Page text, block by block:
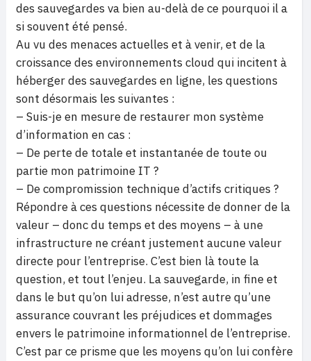
des sauvegardes va bien au-delà de ce pourquoi il a
si souvent été pensé.
Au vu des menaces actuelles et à venir, et de la
croissance des environnements cloud qui incitent à
héberger des sauvegardes en ligne, les questions
sont désormais les suivantes :
– Suis-je en mesure de restaurer mon système
d’information en cas :
– De perte de totale et instantanée de toute ou
partie mon patrimoine IT ?
– De compromission technique d’actifs critiques ?
Répondre à ces questions nécessite de donner de la
valeur – donc du temps et des moyens – à une
infrastructure ne créant justement aucune valeur
directe pour l’entreprise. C’est bien là toute la
question, et tout l’enjeu. La sauvegarde, in fine et
dans le but qu’on lui adresse, n’est autre qu’une
assurance couvrant les préjudices et dommages
envers le patrimoine informationnel de l’entreprise.
C’est par ce prisme que les moyens qu’on lui confère